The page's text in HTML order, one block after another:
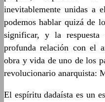
inevitablemente unidas a
podemos hablar quizá de
significar, y la
profunda relación con el
obra y vida de uno de los
revolucionario anarquista:
El espíritu dadaísta es un